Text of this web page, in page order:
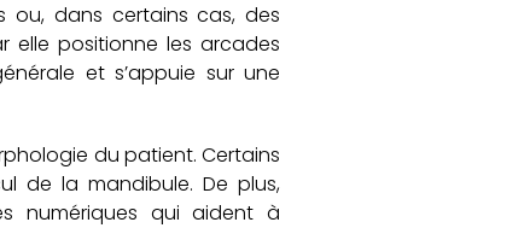
ou, dans certains cas, des
elle positionne les arcades
et s’appuie sur une
du patient. Certains
de la mandibule. De plus,
numériques qui aident à